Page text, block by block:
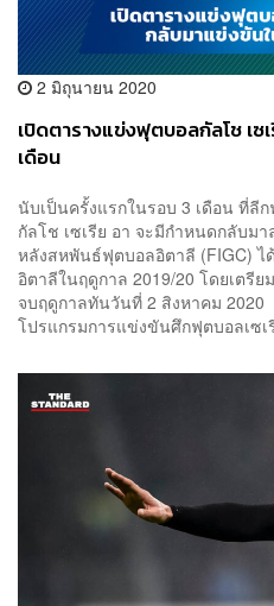
2 มิถุนายน 2020
เปิดตารางแข่งฟุตบอลกัลโช เ
เดือน
นับเป็นครั้งแรกในรอบ 3 เดือน ที่ลี
กัลโช เซเรีย อา จะมีกำหนดกลับม
หลังสหพันธ์ฟุตบอลอิตาลี (FIGC)
อิตาลีในฤดูกาล 2019/20 โดยเตรี
จบฤดูกาลทันวันที่ 2 สิงหาคม 2020
โปรแกรมการแข่งขันศึกฟุตบอลเซเ